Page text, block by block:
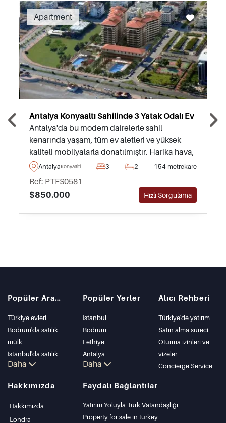
Apartment
Recommended
Antalya Konyaaltı Sahilinde 3 Yatak Odalı Ev
Antalya'da bu modern dairelerle sahil
kenarında yaşam, tüm ev aletleri ve yüksek
kaliteli mobilyalarla donatılmıştır. Harika hava,
plajlar ve şehre yakınlık arayan, Türkiye'ye
taşınmayı düşünenler için şiddetle tavsiye
edilir.
AntalyaKonyaalti 3 2 154 metrekare
Ref: PTFS0581
$850.000
Hızlı Sorgulama
Popüler Aramalar
Türkiye evleri
Bodrum'da satılık
mülk
İstanbul'da satılık
daire
Bodrum Villası
Antalya'da satılık
Daha
Popüler Yerler
Istanbul
Bodrum
Fethiye
Antalya
Kalkan
Kas
Bursa
Gocek
Daha
Alıcı Rehberi
Türkiye'de yatırım
Satın alma süreci
Oturma izinleri ve
vizeler
Concierge Service
Hakkımızda
Hakkımızda
Londra
Faydalı Bağlantılar
Yatırım Yoluyla Türk Vatandaşlığı
Property for sale in turkey